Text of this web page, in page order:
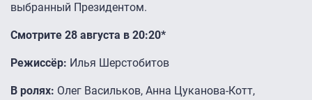
выбранный Президентом.
Смотрите 28 августа в 20:20*
Режиссёр: Илья Шерстобитов
В ролях: Олег Васильков, Анна Цуканова-Котт,